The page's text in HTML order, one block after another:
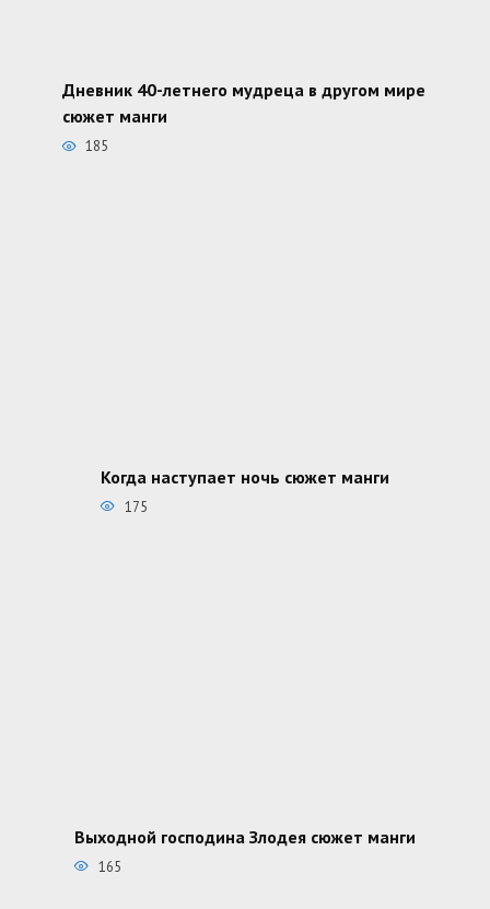
Дневник 40-летнего мудреца в другом мире
сюжет манги
185
Когда наступает ночь сюжет манги
175
Выходной господина Злодея сюжет манги
165